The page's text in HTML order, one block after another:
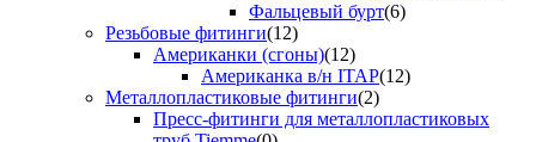
Фальцевый бурт(6)
Резьбовые фитинги(12)
Американки (сгоны)(12)
Американка в/н ITAP(12)
Металлопластиковые фитинги(2)
Пресс-фитинги для металлопластиковых